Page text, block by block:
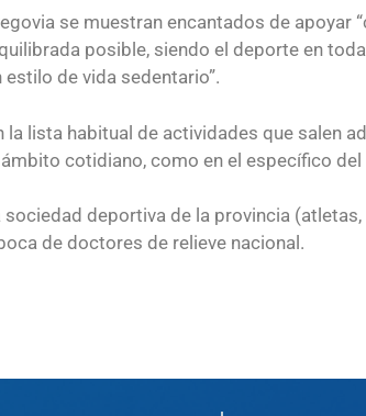
se muestran encantados de apoyar
posible, siendo el deporte en
de vida sedentario”.
lista habitual de actividades que salen
cotidiano, como en el específico
deportiva de la provincia
de doctores de relieve nacional.